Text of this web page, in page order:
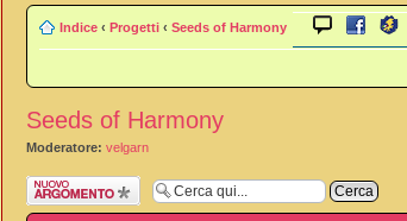
Indice ‹ Progetti ‹ Seeds of Harmony
Seeds of Harmony
Moderatore: velgarn
Scrivi un nuovo
argomento